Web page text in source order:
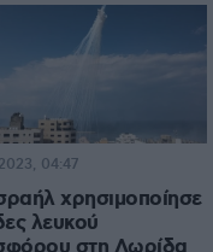
χρησιμοποίησε
λευκού
04:47